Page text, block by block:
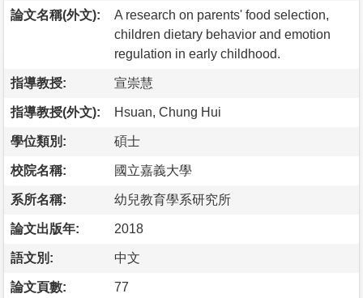
論文名稱(外文):
A research on parents' food selection,
children dietary behavior and emotion
regulation in early childhood.
指導教授: 宣崇慧
指導教授(外文): Hsuan, Chung Hui
學位類別: 碩士
校院名稱: 國立嘉義大學
系所名稱: 幼兒教育學系研究所
論文出版年: 2018
語文別: 中文
論文頁數: 77